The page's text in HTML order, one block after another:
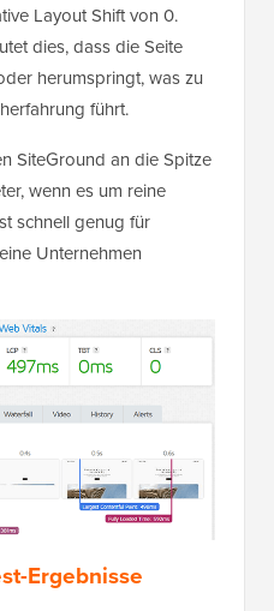
Layout Shift von 0.
dies, dass die Seite
herumspringt, was zu
führt.
SiteGround an die Spitze
wenn es um reine
schnell genug für
Unternehmen
Ergebnisse